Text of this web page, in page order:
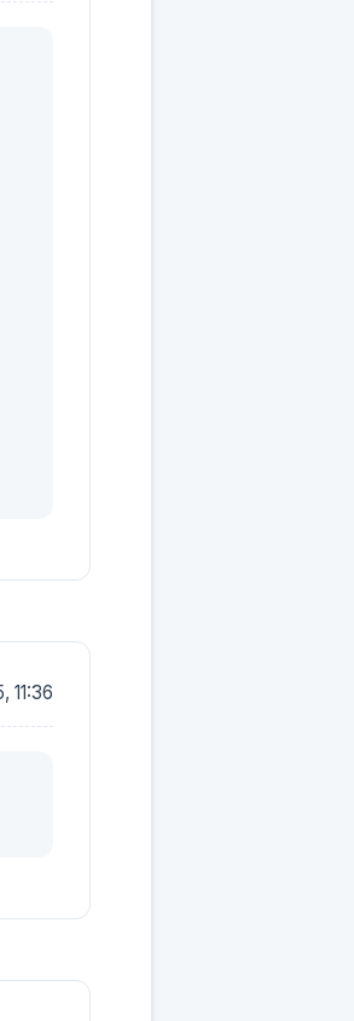
11:36